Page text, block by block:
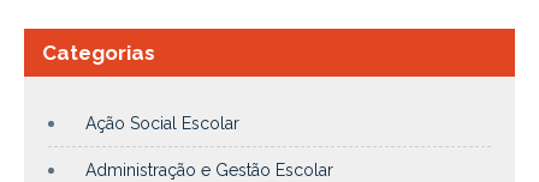
Categorias
Ação Social Escolar
Administração e Gestão Escolar